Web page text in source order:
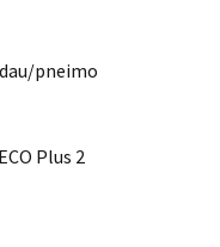
pneimo
Plus 2